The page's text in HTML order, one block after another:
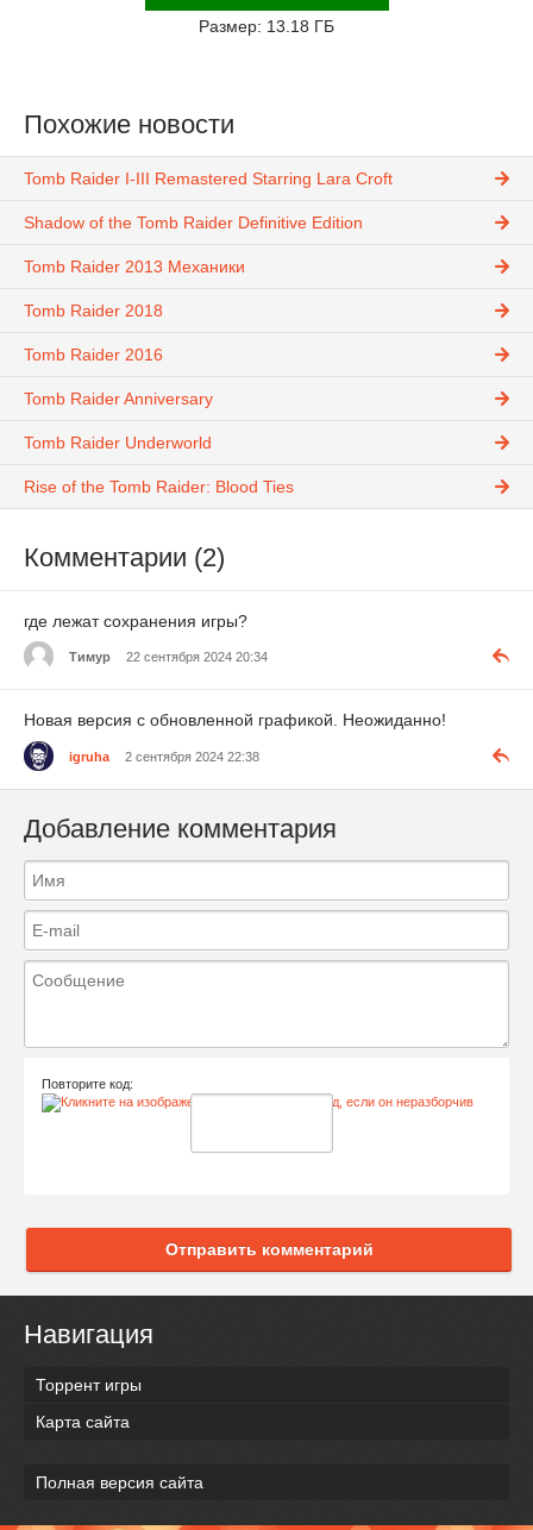
Размер: 13.18 ГБ
Похожие новости
Tomb Raider I-III Remastered Starring Lara Croft
Shadow of the Tomb Raider Definitive Edition
Tomb Raider 2013 Механики
Tomb Raider 2018
Tomb Raider 2016
Tomb Raider Anniversary
Tomb Raider Underworld
Rise of the Tomb Raider: Blood Ties
Комментарии (2)
где лежат сохранения игры?
Тимур 22 сентября 2024 20:34
Новая версия с обновленной графикой. Неожиданно!
igruha 2 сентября 2024 22:38
Добавление комментария
Повторите код:
Отправить комментарий
Навигация
Торрент игры
Карта сайта
Полная версия сайта